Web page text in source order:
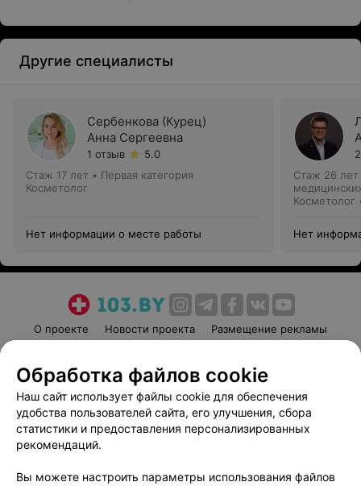
Другие специалисты
Сербенкова (Курец)
Анна Сергеевна
1 отзыв
5.0
Стаж 17 лет • Первая категория
Косметолог
Нет информации о месте работы
Стаж 26 лет
кафедрой
Косметолог
Нет
О проекте Новости проекта
Размещение рекламы
Пользовательское соглашение
Способы оплаты
Вакансии
Партнеры
Написать руководителю 103.by
Обработка файлов cookie
Наш сайт использует файлы cookie для обеспечения
удобства пользователей сайта, его улучшения, сбора
статистики и предоставления персонализированных
рекомендаций.
Вы можете настроить параметры использования файлов